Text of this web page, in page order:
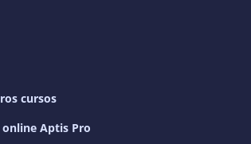
cursos
online Aptis Pro